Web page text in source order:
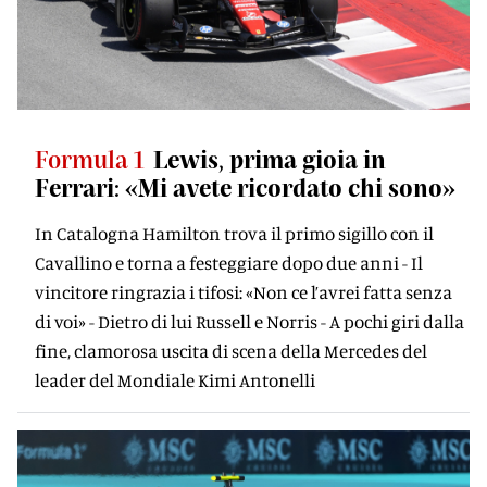
Formula 1 Lewis, prima gioia in
Ferrari: «Mi avete ricordato chi sono»
In Catalogna Hamilton trova il primo sigillo con il
Cavallino e torna a festeggiare dopo due anni - Il
vincitore ringrazia i tifosi: «Non ce l’avrei fatta senza
di voi» - Dietro di lui Russell e Norris - A pochi giri dalla
fine, clamorosa uscita di scena della Mercedes del
leader del Mondiale Kimi Antonelli